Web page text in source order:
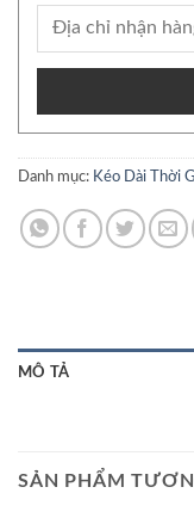
Danh mục: Kéo Dài Thời
MÔ TẢ
SẢN PHẨM